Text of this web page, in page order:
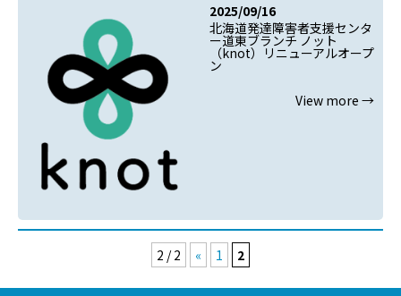
2025/09/16
北海道発達障害者支援センタ
ー道東ブランチ ノット
（knot）リニューアルオープ
ン
View more →
2 / 2 « 1 2